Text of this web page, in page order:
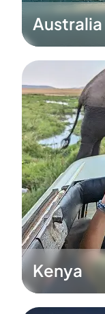
Australia
Kenya